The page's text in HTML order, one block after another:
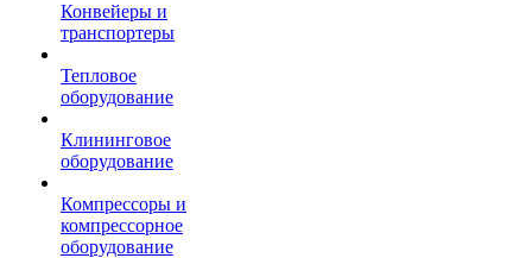
Конвейеры и
транспортеры
Тепловое
оборудование
Клининговое
оборудование
Компрессоры и
компрессорное
оборудование